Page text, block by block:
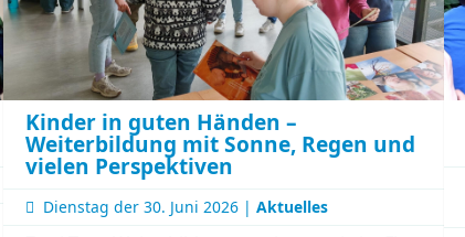
Kinder in guten Händen –
Weiterbildung mit Sonne, Regen und
vielen Perspektiven
Dienstag der 30. Juni 2026 | Aktuelles